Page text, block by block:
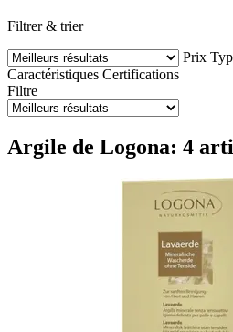
Filtrer & trier
Prix
Caractéristiques Certifications
Filtre
Argile de Logona: 4